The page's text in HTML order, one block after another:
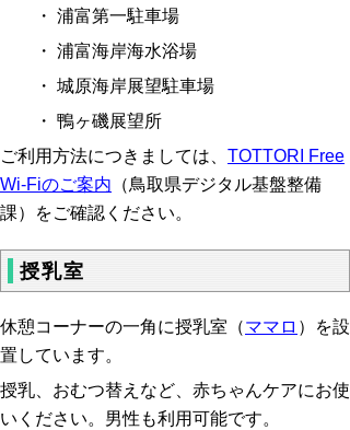
・ 浦富第一駐車場
・ 浦富海岸海水浴場
・ 城原海岸展望駐車場
・ 鴨ヶ磯展望所
ご利用方法につきましては、 TOTTORI Free
Wi-Fiのご案内 （鳥取県デジタル基盤整備
課）をご確認ください。
授乳室
休憩コーナーの一角に授乳室（ママロ ）を設
置しています。
授乳、おむつ替えなど、赤ちゃんケアにお使
いください。男性も利用可能です。